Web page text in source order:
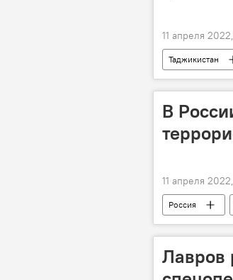
11 апреля
Таджикистан
В
11 апреля
Россия
Лавров